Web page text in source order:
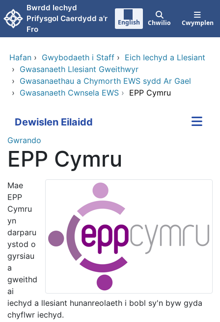
Neidio i'r prif gynnwy
Bwrdd Iechyd
Prifysgol Caerdydd a'r
Fro
English Chwilio Cwymplen
Hafan › Gwybodaeth i Staff › Eich Iechyd a Llesiant
› Gwasanaeth Llesiant Gweithwyr
› Gwasanaethau a Chymorth EWS sydd Ar Gael
› Gwasanaeth Cwnsela EWS › EPP Cymru
Dewislen Eilaidd
Gwrando
EPP Cymru
Mae
EPP
Cymru
yn
darparu
ystod o
gyrsiau
a
gweithd
ai
iechyd a llesiant hunanreolaeth i bobl sy'n byw gyda
chyflwr iechyd.